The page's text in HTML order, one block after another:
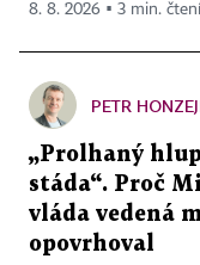
8. 8. 2026 ▪ 3 min. čtení
PETR
„Prolhaný
stáda“. Proč
vláda vedená
opovrhoval